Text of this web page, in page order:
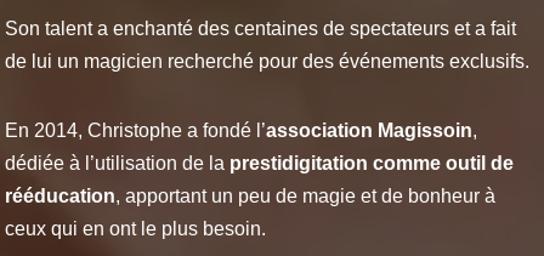
Son talent a enchanté des centaines de spectateurs et a fait
de lui un magicien recherché pour des événements exclusifs.
En 2014, Christophe a fondé l’association Magissoin,
dédiée à l’utilisation de la prestidigitation comme outil de
rééducation, apportant un peu de magie et de bonheur à
ceux qui en ont le plus besoin.